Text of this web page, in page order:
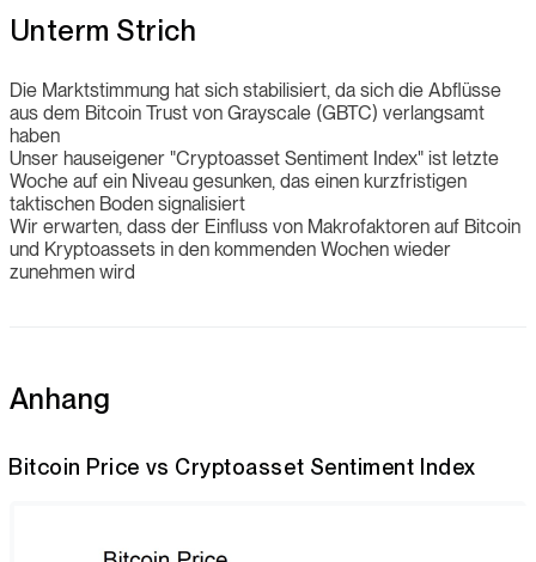
Unterm Strich
Die Marktstimmung hat sich stabilisiert, da sich die Abflüsse
aus dem Bitcoin Trust von Grayscale (GBTC) verlangsamt
haben
Unser hauseigener "Cryptoasset Sentiment Index" ist letzte
Woche auf ein Niveau gesunken, das einen kurzfristigen
taktischen Boden signalisiert
Wir erwarten, dass der Einfluss von Makrofaktoren auf Bitcoin
und Kryptoassets in den kommenden Wochen wieder
zunehmen wird
Anhang
Bitcoin Price vs Cryptoasset Sentiment Index